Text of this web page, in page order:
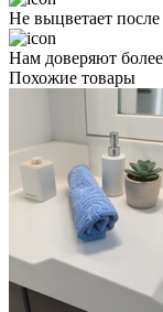
Не выцветает
Нам доверяют
Похожие товары